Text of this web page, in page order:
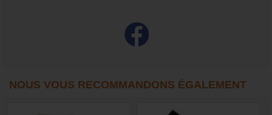
NOUS VOUS RECOMMANDONS ÉGALEMENT